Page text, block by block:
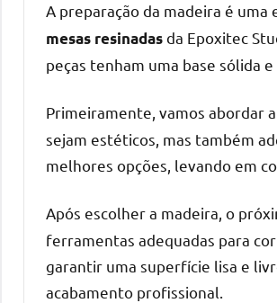
A preparação da madeira é uma
mesas resinadasda Epoxitec
peças tenham uma base sólida
Primeiramente, vamos abordar a
sejam estéticos, mas também
melhores opções, levando em
Após escolher a madeira, o
ferramentas adequadas para
garantir uma superfície lisa e
acabamento profissional.